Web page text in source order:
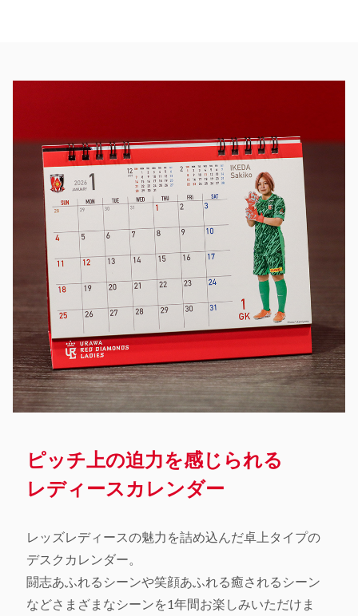
ピッチ上の迫力を感じられる
レディースカレンダー
レッズレディースの魅力を詰め込んだ卓上タイプの
デスクカレンダー。
闘志あふれるシーンや笑顔あふれる癒されるシーン
などさまざまなシーンを1年間お楽しみいただけま